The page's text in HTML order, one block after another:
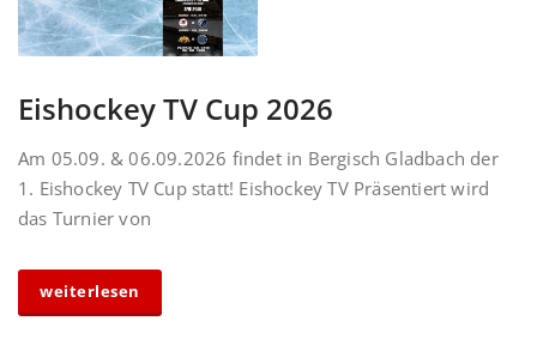
Eishockey TV Cup 2026
Am 05.09. & 06.09.2026 findet in Bergisch Gladbach der
1. Eishockey TV Cup statt! Eishockey TV Präsentiert wird
das Turnier von
weiterlesen